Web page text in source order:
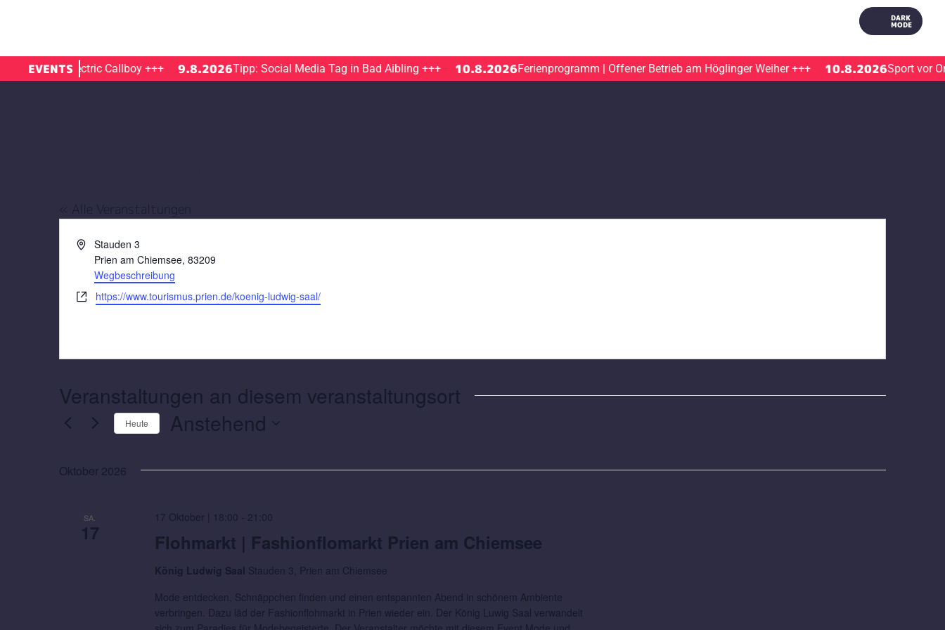
DARK
MODE
EVENTS
– Electric Callboy+++ 9.8.2026Tipp: Social Media Tag in Bad Aibling+++ 10.8.2026Ferienprogramm | Offener Betrieb am Höglinger Weiher+++ 10.8.2026Sport vor Ort |
« Alle Veranstaltungen
AdresseStauden 3
Prien am Chiemsee, 83209
Wegbeschreibung
Webseitehttps://www.tourismus.prien.de/koenig-ludwig-saal/
Veranstaltungen an diesem veranstaltungsort
Heute Anstehend
Oktober 2026
SA.
17 Flohmarkt | Fashionflomarkt Prien am Chiemsee
17 Oktober | 18:00 - 21:00
König Ludwig Saal Stauden 3, Prien am Chiemsee
Mode entdecken, Schnäppchen finden und einen entspannten Abend in schönem Ambiente
verbringen. Dazu läd der Fashionflohmarkt in Prien wieder ein. Der König Luwig Saal verwandelt